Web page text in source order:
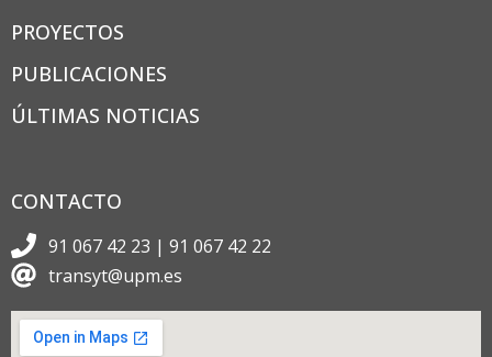
PROYECTOS
PUBLICACIONES
ÚLTIMAS NOTICIAS
CONTACTO
91 067 42 23 | 91 067 42 22
transyt@upm.es